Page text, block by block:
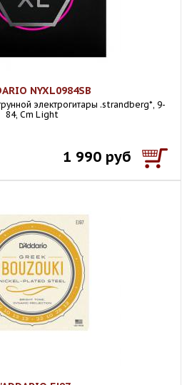
NYXL0984SB
электрогитары .strandberg*, 9-
84, Cm Light
1 990 руб